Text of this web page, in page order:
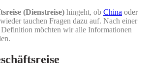
(Dienstreise) hingeht, ob China oder
tauchen Fragen dazu auf. Nach einer
möchten wir alle Informationen